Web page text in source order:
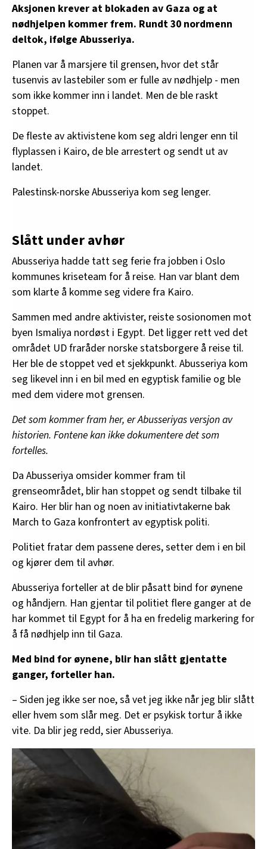
Aksjonen krever at blokaden av Gaza og at
nødhjelpen kommer frem. Rundt 30 nordmenn
deltok, ifølge Abusseriya.
Planen var å marsjere til grensen, hvor det står
tusenvis av lastebiler som er fulle av nødhjelp - men
som ikke kommer inn i landet. Men de ble raskt
stoppet.
De fleste av aktivistene kom seg aldri lenger enn til
flyplassen i Kairo, de ble arrestert og sendt ut av
landet.
Palestinsk-norske Abusseriya kom seg lenger.
Slått under avhør
Abusseriya hadde tatt seg ferie fra jobben i Oslo
kommunes kriseteam for å reise. Han var blant dem
som klarte å komme seg videre fra Kairo.
Sammen med andre aktivister, reiste sosionomen mot
byen Ismaliya nordøst i Egypt. Det ligger rett ved det
området UD fraråder norske statsborgere å reise til.
Her ble de stoppet ved et sjekkpunkt. Abusseriya kom
seg likevel inn i en bil med en egyptisk familie og ble
med dem videre mot grensen.
Det som kommer fram her, er Abusseriyas versjon av
historien. Fontene kan ikke dokumentere det som
fortelles.
Da Abusseriya omsider kommer fram til
grenseområdet, blir han stoppet og sendt tilbake til
Kairo. Her blir han og noen av initiativtakerne bak
March to Gaza konfrontert av egyptisk politi.
Politiet fratar dem passene deres, setter dem i en bil
og kjører dem til avhør.
Abusseriya forteller at de blir påsatt bind for øynene
og håndjern. Han gjentar til politiet flere ganger at de
har kommet til Egypt for å ha en fredelig markering for
å få nødhjelp inn til Gaza.
Med bind for øynene, blir han slått gjentatte
ganger, forteller han.
– Siden jeg ikke ser noe, så vet jeg ikke når jeg blir slått
eller hvem som slår meg. Det er psykisk tortur å ikke
vite. Da blir jeg redd, sier Abusseriya.
–
En
lærepenge